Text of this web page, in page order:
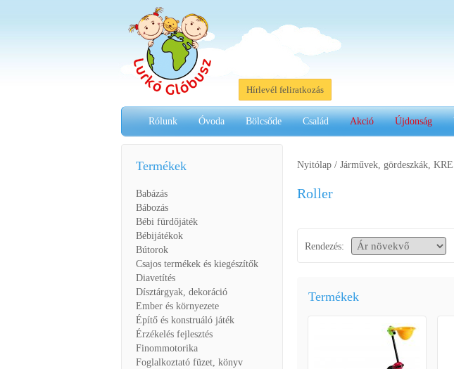
Hírlevél feliratkozás
Rólunk Óvoda Bölcsőde Család Akció Újdonság
Termékek
Babázás
Bábozás
Bébi fürdőjáték
Bébijátékok
Bútorok
Csajos termékek és kiegészítők
Diavetítés
Dísztárgyak, dekoráció
Ember és környezete
Építő és konstruáló játék
Érzékelés fejlesztés
Finommotorika
Foglalkoztató füzet, könyv
Nyitólap / Járművek, gördeszkák,
Roller
Rendezés:
Termékek